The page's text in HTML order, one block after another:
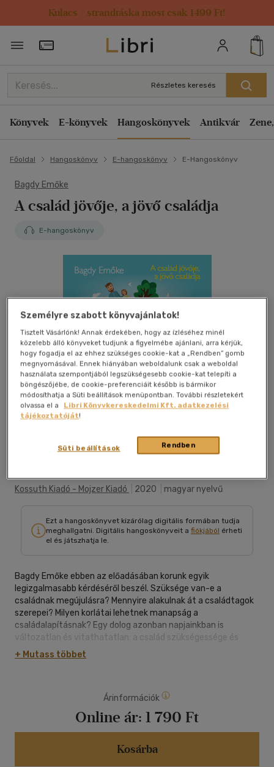
Kulacs / strandtáska most csak 1499 Ft!
Törzsvásárlói Kártya adatai
Részletes keresés
Könyvek E-könyvek Hangoskönyvek Antikvár
Főoldal Hangoskönyv E-hangoskönyv E-Hangoskönyv
Bagdy Emőke
A család jövője, a jövő családja
E-hangoskönyv
Belehallgatok Kívánságlistához adom
Kossuth Kiadó - Mojzer Kiadó 2020 magyar nyelvű
Ezt a hangoskönyvet kizárólag digitális formában tudja
meghallgatni. Digitális hangoskönyveit a fiókjából érheti
el és játszhatja le.
Bagdy Emőke ebben az előadásában korunk egyik
legizgalmasabb kérdéséről beszél. Szüksége van-e a
családnak megújulásra? Mennyire alakulnak át a családtagok
szerepei? Milyen korlátai lehetnek manapság a
családalapításnak? Egy dolog azonban napjainkban is
változatlan és vitathatatlan: a család szükségessége és
varázsa.
+ Mutass többet
Árinformációk
Online ár: 1 790 Ft
Kosárba
Személyre szabott könyvajánlatok!
Tisztelt Vásárlónk! Annak érdekében, hogy az ízléséhez minél
közelebb álló könyveket tudjunk a figyelmébe ajánlani, arra kérjük,
hogy fogadja el az ehhez szükséges cookie-kat a „Rendben” gomb
megnyomásával. Ennek hiányában weboldalunk csak a weboldal
használata szempontjából legszükségesebb cookie-kat telepíti a
böngészőjébe, de cookie-preferenciáit később is bármikor
módosíthatja a Süti beállítások menüpontban. További részletekért
olvassa el a
Libri Könyvkereskedelmi Kft. adatkezelési
tájékoztatóját!
Rendben
Süti beállítások